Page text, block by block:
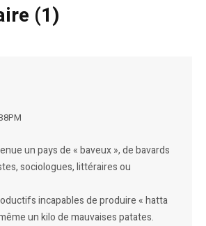
(1)
un pays de « baveux », de bavards
sociologues, littéraires ou
incapables de produire « hatta
un kilo de mauvaises patates.